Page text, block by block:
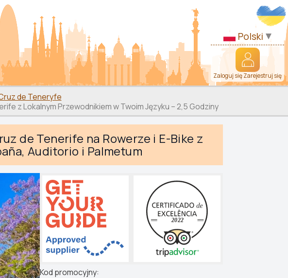
Polski
Zaloguj się Zarejestruj się
de Teneryfe
z Lokalnym Przewodnikiem w Twoim Języku – 2,5 Godziny
de Tenerife na Rowerze i E-Bike z
Auditorio i Palmetum
Kod promocyjny: